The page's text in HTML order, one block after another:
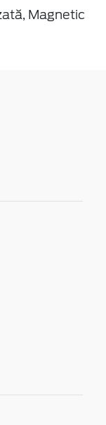
Magnetic